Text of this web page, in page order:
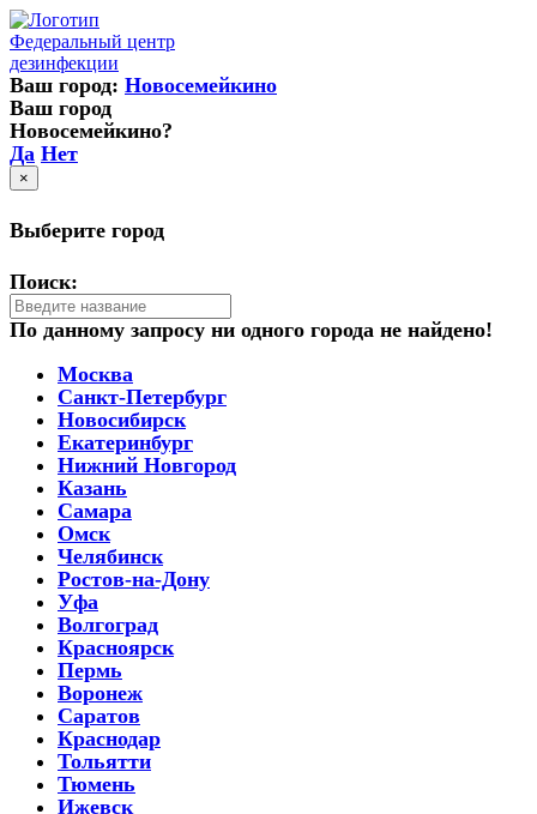
Федеральный центр
дезинфекции
Ваш город: Новосемейкино
Ваш город
Новосемейкино?
Да Нет
×
Выберите город
Поиск:
По данному запросу ни одного города не найдено!
Москва
Санкт-Петербург
Новосибирск
Екатеринбург
Нижний Новгород
Казань
Самара
Омск
Челябинск
Ростов-на-Дону
Уфа
Волгоград
Красноярск
Пермь
Воронеж
Саратов
Краснодар
Тольятти
Тюмень
Ижевск